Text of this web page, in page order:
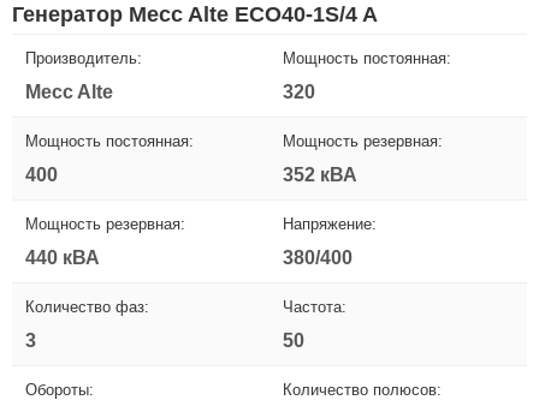
Генератор Mecc Alte ECO40-1S/4 A
Производитель:
Mecc Alte
Мощность постоянная:
320
Мощность постоянная:
400
Мощность резервная:
352 кВА
Мощность резервная:
440 кВА
Напряжение:
380/400
Количество фаз:
3
Частота:
50
Обороты: Количество полюсов: